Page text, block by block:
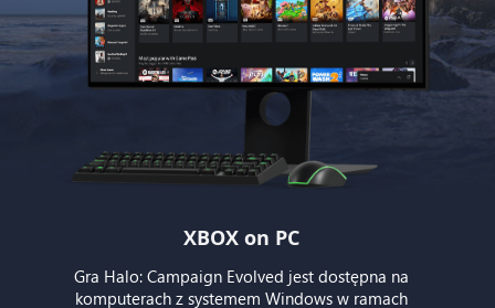
XBOX on PC
Gra Halo: Campaign Evolved jest dostępna na
komputerach z systemem Windows w ramach